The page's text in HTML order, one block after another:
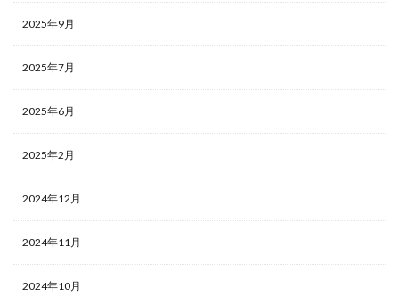
2025年9月
2025年7月
2025年6月
2025年2月
2024年12月
2024年11月
2024年10月